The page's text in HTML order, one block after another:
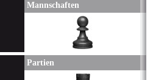
Mannschaften
Partien